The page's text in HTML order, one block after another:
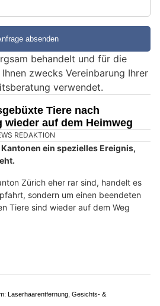
behandelt und für die
zwecks Vereinbarung Ihrer
verwendet.
Tiere nach
wieder auf dem Heimweg